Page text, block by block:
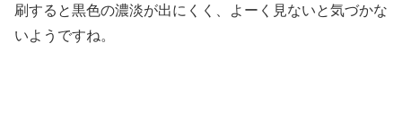
刷すると黒色の濃淡が出にくく、よーく見ないと気づかな
いようですね。